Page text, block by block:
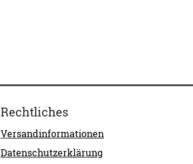
Rechtliches
Versandinformationen
Datenschutzerklärung